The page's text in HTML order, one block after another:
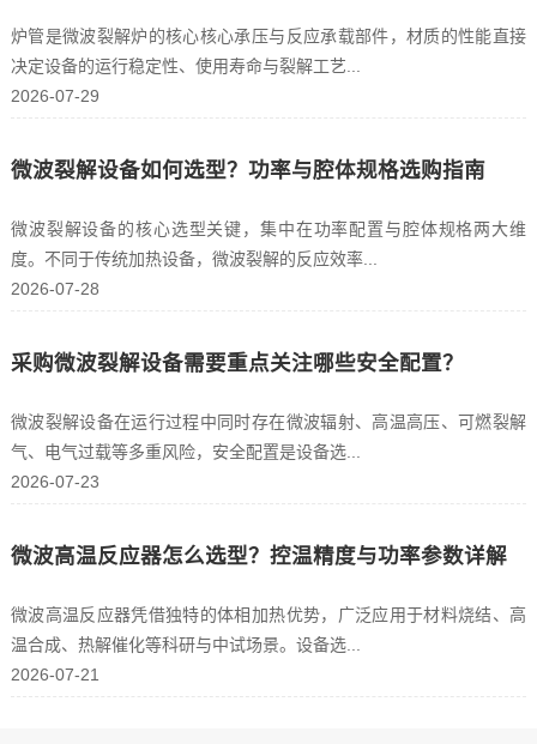
炉管是微波裂解炉的核心核心承压与反应承载部件，材质的性能直接
决定设备的运行稳定性、使用寿命与裂解工艺...
2026-07-29
微波裂解设备如何选型？功率与腔体规格选购指南
微波裂解设备的核心选型关键，集中在功率配置与腔体规格两大维
度。不同于传统加热设备，微波裂解的反应效率...
2026-07-28
采购微波裂解设备需要重点关注哪些安全配置？
微波裂解设备在运行过程中同时存在微波辐射、高温高压、可燃裂解
气、电气过载等多重风险，安全配置是设备选...
2026-07-23
微波高温反应器怎么选型？控温精度与功率参数详解
微波高温反应器凭借独特的体相加热优势，广泛应用于材料烧结、高
温合成、热解催化等科研与中试场景。设备选...
2026-07-21